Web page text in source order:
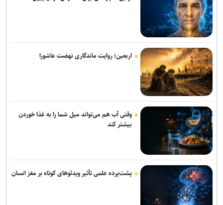
جمع آوری شد
افزایش سابقه خدمت الزامی برای بازنشستگی بر اساس قانون برنامه هفتم
بهره گیری حداکثری از ظرفیت موافقت‌نامه تجارت آزاد میان ایران و
اتحادیه اوراسیا
تأکید ایران بر گسترش همکاری‌های صنعتی پروژه‌محور با اعضای بریکس
ایران و قرقیزستان بر گسترش همکاری‌های تجاری و معدنی تاکید کردند
اربعین؛ روایت ماندگاری نهضت عاشورا
وقتی آب هم می‌تواند میل شما را به غذا خوردن
بیشتر کند
پشت‌پرده علمی تأثیر ویدئو‌های کوتاه بر مغز انسان